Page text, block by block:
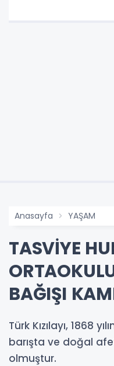
Anasayfa YAŞAM
TASVİYE
BAĞIŞI
Türk Kızılayı, 1868
barışta ve doğal
olmuştur.